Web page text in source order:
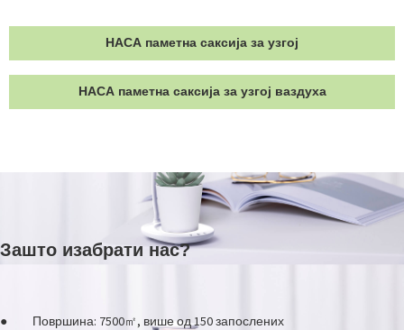
НАСА паметна саксија за узгој
НАСА паметна саксија за узгој ваздуха
Зашто изабрати нас?
● Површина: 7500㎡, више од 150 запослених